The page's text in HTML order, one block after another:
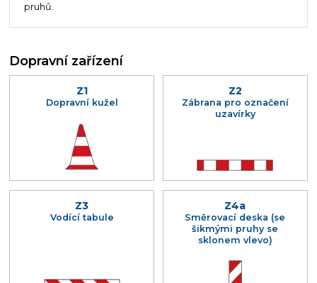
pruhů.
Dopravní zařízení
Z1
Dopravní kužel
Z2
Zábrana pro označení
uzavírky
Z3
Vodící tabule
Z4a
Směrovací deska (se
šikmými pruhy se
sklonem vlevo)